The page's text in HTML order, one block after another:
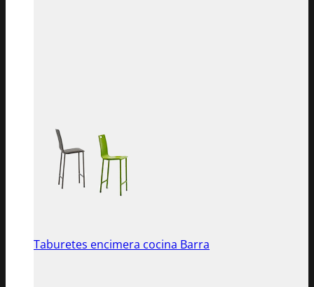
Taburetes encimera cocina Barra